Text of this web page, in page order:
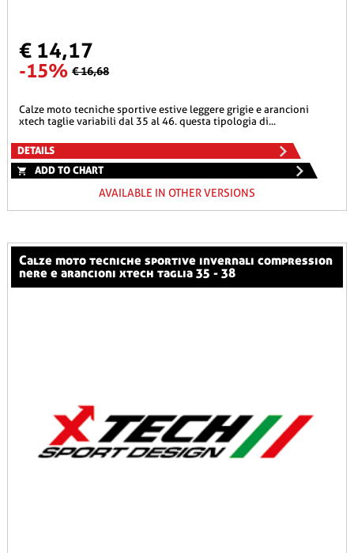
€ 14,17
-15% € 16,68
calze moto tecniche sportive estive leggere grigie e arancioni
xtech taglie variabili dal 35 al 46. questa tipologia di...
DETAILS
ADD TO CHART
AVAILABLE IN OTHER VERSIONS
calze moto tecniche sportive invernali compression
nere e arancioni xtech taglia 35 - 38